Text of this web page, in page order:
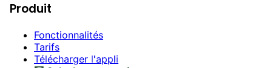
Produit
Fonctionnalités
Tarifs
Télécharger l'appli